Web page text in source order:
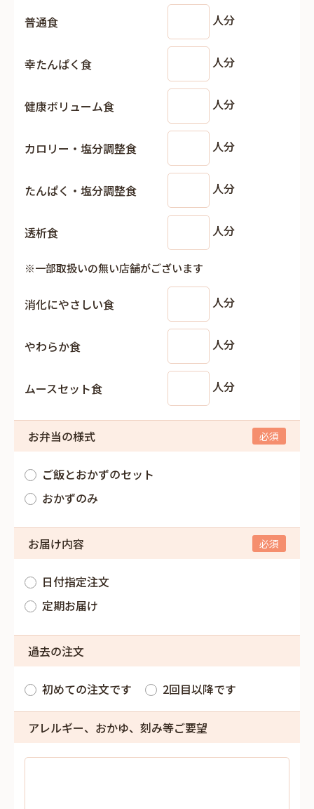
普通食 人分
幸たんぱく食 人分
健康ボリューム食 人分
カロリー・塩分調整食 人分
たんぱく・塩分調整食 人分
透析食 人分
※一部取扱いの無い店舗がございます
消化にやさしい食 人分
やわらか食 人分
ムースセット食 人分
お弁当の様式
ご飯とおかずのセット
おかずのみ
お届け内容
日付指定注文
定期お届け
過去の注文
初めての注文です 2回目以降です
アレルギー、おかゆ、刻み等ご要望